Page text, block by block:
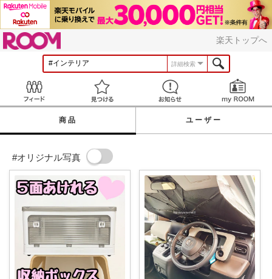
楽天トップへ
詳細検索
見つける お知らせ
商品 ユーザー
#オリジナル写真